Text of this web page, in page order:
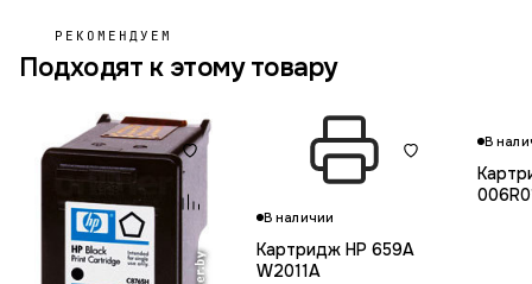
РЕКОМЕНДУЕМ
Подходят к этому товару
В наличии
Картридж HP 659A
W2011A
В